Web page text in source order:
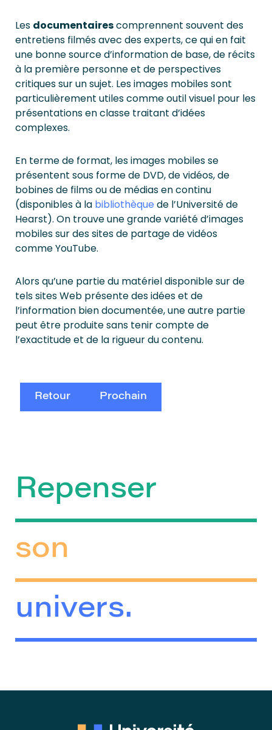
Les documentairescomprennent souvent des
entretiens filmés avec des experts, ce qui en fait
une bonne source d’information de base, de récits
à la première personne et de perspectives
critiques sur un sujet. Les images mobiles sont
particulièrement utiles comme outil visuel pour les
présentations en classe traitant d’idées
complexes.
En terme de format, les images mobiles se
présentent sous forme de DVD, de vidéos, de
bobines de films ou de médias en continu
(disponibles à la bibliothèque de l’Université de
Hearst). On trouve une grande variété d’images
mobiles sur des sites de partage de vidéos
comme YouTube.
Alors qu’une partie du matériel disponible sur de
tels sites Web présente des idées et de
l’information bien documentée, une autre partie
peut être produite sans tenir compte de
l’exactitude et de la rigueur du contenu.
Retour Prochain
Repenser
son
univers.